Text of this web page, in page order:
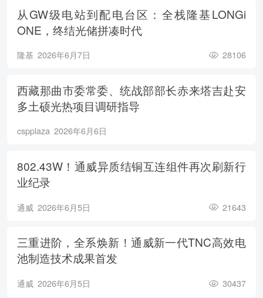
从GW级电站到配电台区：全栈隆基LONGi
ONE，终结光储拼凑时代
隆基 2026年6月7日 28106
西藏那曲市委常委、统战部部长赤来塔吉赴安
多土硕光热项目调研指导
cspplaza 2026年6月6日
802.43W！通威异质结铜互连组件再次刷新行
业纪录
通威 2026年6月5日 21643
三重进阶，全系焕新！通威新一代TNC高效电
池制造技术成果首发
通威 2026年6月5日 30437